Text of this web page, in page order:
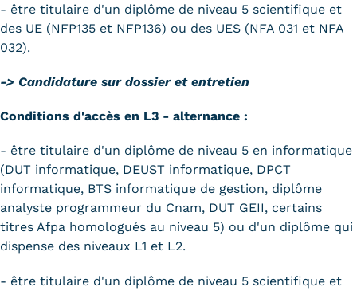
- être titulaire d'un diplôme de niveau 5 scientifique et
des UE (NFP135 et NFP136) ou des UES (NFA 031 et NFA
032).
-> Candidature sur dossier et entretien
Conditions d'accès en L3 - alternance :
- être titulaire d'un diplôme de niveau 5 en informatique
(DUT informatique, DEUST informatique, DPCT
informatique, BTS informatique de gestion, diplôme
analyste programmeur du Cnam, DUT GEII, certains
titres Afpa homologués au niveau 5) ou d'un diplôme qui
dispense des niveaux L1 et L2.
- être titulaire d'un diplôme de niveau 5 scientifique et